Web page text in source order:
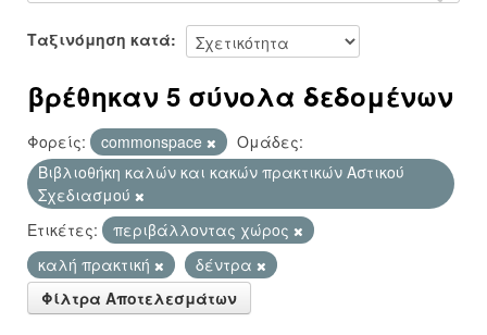
Ταξινόμηση κατά
βρέθηκαν 5 σύνολα δεδομένων
Φορείς: commonspace
Ομάδες:
Βιβλιοθήκη καλών και κακών πρακτικών Αστικού
Σχεδιασμού
Ετικέτες:
περιβάλλοντας χώρος
καλή πρακτική
δέντρα
Φίλτρα Αποτελεσμάτων